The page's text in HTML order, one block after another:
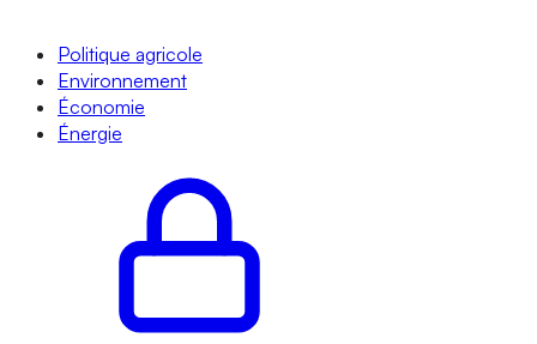
Politique agricole
Environnement
Économie
Énergie